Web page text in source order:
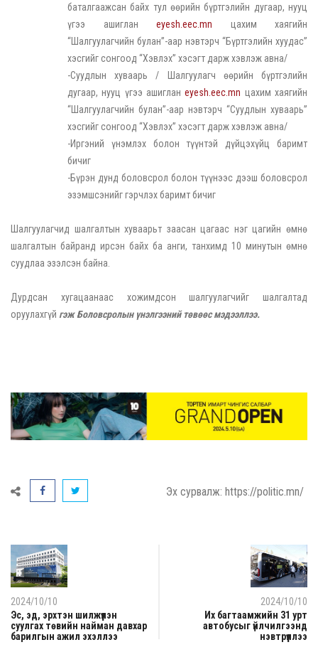
баталгаажсан байх тул өөрийн бүртгэлийн дугаар, нууц
үгээ ашиглан eyesh.eec.mn цахим хаягийн
“Шалгуулагчийн булан”-аар нэвтэрч “Бүртгэлийн хуудас”
хэсгийг сонгоод “Хэвлэх” хэсэгт дарж хэвлэж авна/
-Суудлын хуваарь / Шалгуулагч өөрийн бүртгэлийн
дугаар, нууц үгээ ашигланeyesh.eec.mn цахим хаягийн
“Шалгуулагчийн булан”-аар нэвтэрч “Суудлын хуваарь”
хэсгийг сонгоод “Хэвлэх” хэсэгт дарж хэвлэж авна/
-Иргэний үнэмлэх болон түүнтэй дүйцэхүйц баримт
бичиг
-Бүрэн дунд боловсрол болон түүнээс дээш боловсрол
эзэмшсэнийг гэрчлэх баримт бичиг
Шалгуулагчид шалгалтын хуваарьт заасан цагаас нэг цагийн өмнө
шалгалтын байранд ирсэн байх ба анги, танхимд 10 минутын өмнө
суудлаа эзэлсэн байна.
Дурдсан хугацаанаас хожимдсон шалгуулагчийг шалгалтад
оруулахгүй гэж Боловсролын үнэлгээний төвөөс мэдээллээ.
Эх сурвалж: https://politic.mn/
2024/10/10
Эс, эд, эрхтэн шилжүүлэн
суулгах төвийн найман давхар
барилгын ажил эхэллээ
2024/10/10
Их багтаамжийн 31 урт
автобусыг үйлчилгээнд
нэвтрүүллээ